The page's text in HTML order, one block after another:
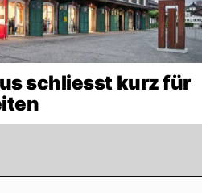
schliesst kurz für